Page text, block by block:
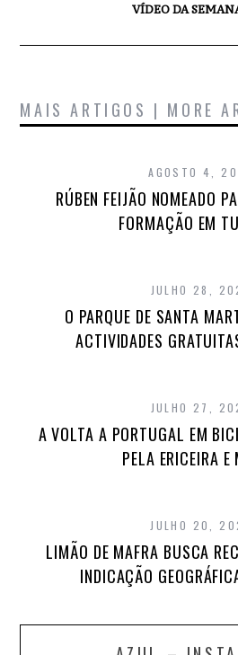
VÍDEO DA
MAIS ARTIGOS | MORE
AGOSTO 4,
RÚBEN FEIJÃO NOMEADO
FORMAÇÃO EM
JULHO 28,
O PARQUE DE SANTA
ACTIVIDADES
JULHO 27,
A VOLTA A PORTUGAL EM
PELA ERICEIRA E
JULHO 20,
LIMÃO DE MAFRA BUSCA
INDICAÇÃO